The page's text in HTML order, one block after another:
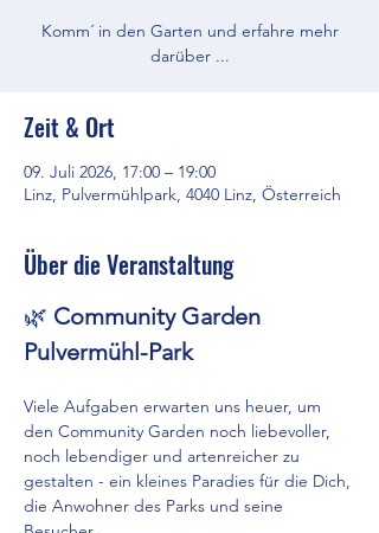
Komm´ in den Garten und erfahre mehr
darüber ...
Zeit & Ort
09. Juli 2026, 17:00 – 19:00
Linz, Pulvermühlpark, 4040 Linz, Österreich
Über die Veranstaltung
🌿 Community Garden
Pulvermühl-Park
Viele Aufgaben erwarten uns heuer, um
den Community Garden noch liebevoller,
noch lebendiger und artenreicher zu
gestalten - ein kleines Paradies für die Dich,
die Anwohner des Parks und seine